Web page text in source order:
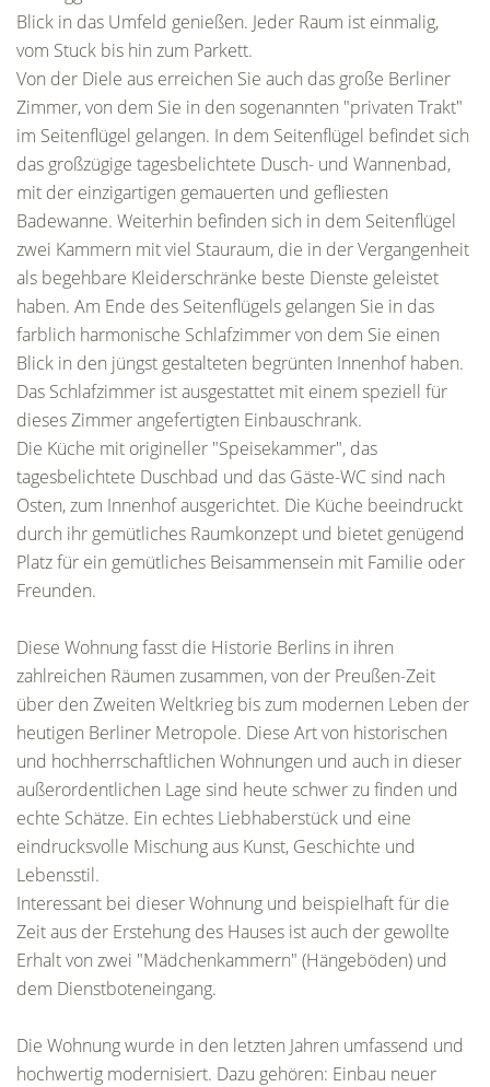
Blick in das Umfeld genießen. Jeder Raum ist einmalig,
vom Stuck bis hin zum Parkett.
Von der Diele aus erreichen Sie auch das große Berliner
Zimmer, von dem Sie in den sogenannten "privaten Trakt"
im Seitenflügel gelangen. In dem Seitenflügel befindet sich
das großzügige tagesbelichtete Dusch- und Wannenbad,
mit der einzigartigen gemauerten und gefliesten
Badewanne. Weiterhin befinden sich in dem Seitenflügel
zwei Kammern mit viel Stauraum, die in der Vergangenheit
als begehbare Kleiderschränke beste Dienste geleistet
haben. Am Ende des Seitenflügels gelangen Sie in das
farblich harmonische Schlafzimmer von dem Sie einen
Blick in den jüngst gestalteten begrünten Innenhof haben.
Das Schlafzimmer ist ausgestattet mit einem speziell für
dieses Zimmer angefertigten Einbauschrank.
Die Küche mit origineller "Speisekammer", das
tagesbelichtete Duschbad und das Gäste-WC sind nach
Osten, zum Innenhof ausgerichtet. Die Küche beeindruckt
durch ihr gemütliches Raumkonzept und bietet genügend
Platz für ein gemütliches Beisammensein mit Familie oder
Freunden.
Diese Wohnung fasst die Historie Berlins in ihren
zahlreichen Räumen zusammen, von der Preußen-Zeit
über den Zweiten Weltkrieg bis zum modernen Leben der
heutigen Berliner Metropole. Diese Art von historischen
und hochherrschaftlichen Wohnungen und auch in dieser
außerordentlichen Lage sind heute schwer zu finden und
echte Schätze. Ein echtes Liebhaberstück und eine
eindrucksvolle Mischung aus Kunst, Geschichte und
Lebensstil.
Interessant bei dieser Wohnung und beispielhaft für die
Zeit aus der Erstehung des Hauses ist auch der gewollte
Erhalt von zwei "Mädchenkammern" (Hängeböden) und
dem Dienstboteneingang.
Die Wohnung wurde in den letzten Jahren umfassend und
hochwertig modernisiert. Dazu gehören: Einbau neuer